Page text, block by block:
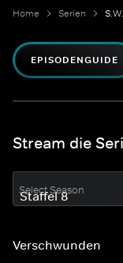
Home Serien
EPISODENGUIDE
Stream die
Select Season
Verschwunden